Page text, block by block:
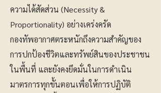
ความได้สัดส่วน (Necessity &
Proportionality) อย่างเคร่งครัด
กองทัพอากาศตระหนักถึงความสำคัญของ
การปกป้องชีวิตและทรัพย์สินของประชาชน
ในพื้นที่ และยังคงยึดมั่นในการดำเนิน
มาตรการทุกขั้นตอนเพื่อให้การปฏิบัติ